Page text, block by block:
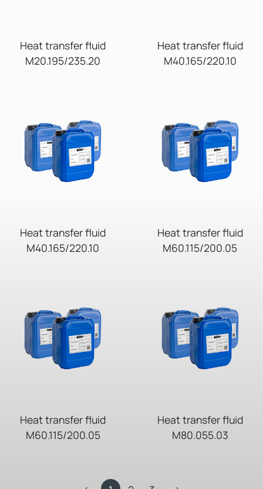
Heat transfer fluid
M20.195/235.20
Heat transfer fluid
M40.165/220.10
Heat transfer fluid
M40.165/220.10
Heat transfer fluid
M60.115/200.05
Heat transfer fluid
M60.115/200.05
Heat transfer fluid
M80.055.03